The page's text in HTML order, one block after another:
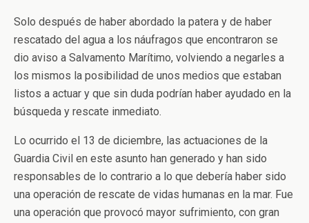
Solo después de haber abordado la patera y de haber
rescatado del agua a los náufragos que encontraron se
dio aviso a Salvamento Marítimo, volviendo a negarles a
los mismos la posibilidad de unos medios que estaban
listos a actuar y que sin duda podrían haber ayudado en la
búsqueda y rescate inmediato.
Lo ocurrido el 13 de diciembre, las actuaciones de la
Guardia Civil en este asunto han generado y han sido
responsables de lo contrario a lo que debería haber sido
una operación de rescate de vidas humanas en la mar. Fue
una operación que provocó mayor sufrimiento, con gran